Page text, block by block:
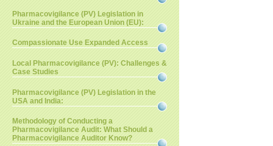
Pharmacovigilance (PV) Legislation in
Ukraine and the European Union (EU):
Compassionate Use Expanded Access
Local Pharmacovigilance (PV): Challenges &
Case Studies
Pharmacovigilance (PV) Legislation in the
USA and India:
Methodology of Conducting a
Pharmacovigilance Audit: What Should a
Pharmacovigilance Auditor Know?